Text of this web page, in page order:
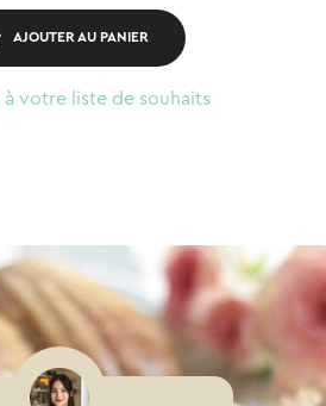
AJOUTER AU PANIER
votre liste de souhaits